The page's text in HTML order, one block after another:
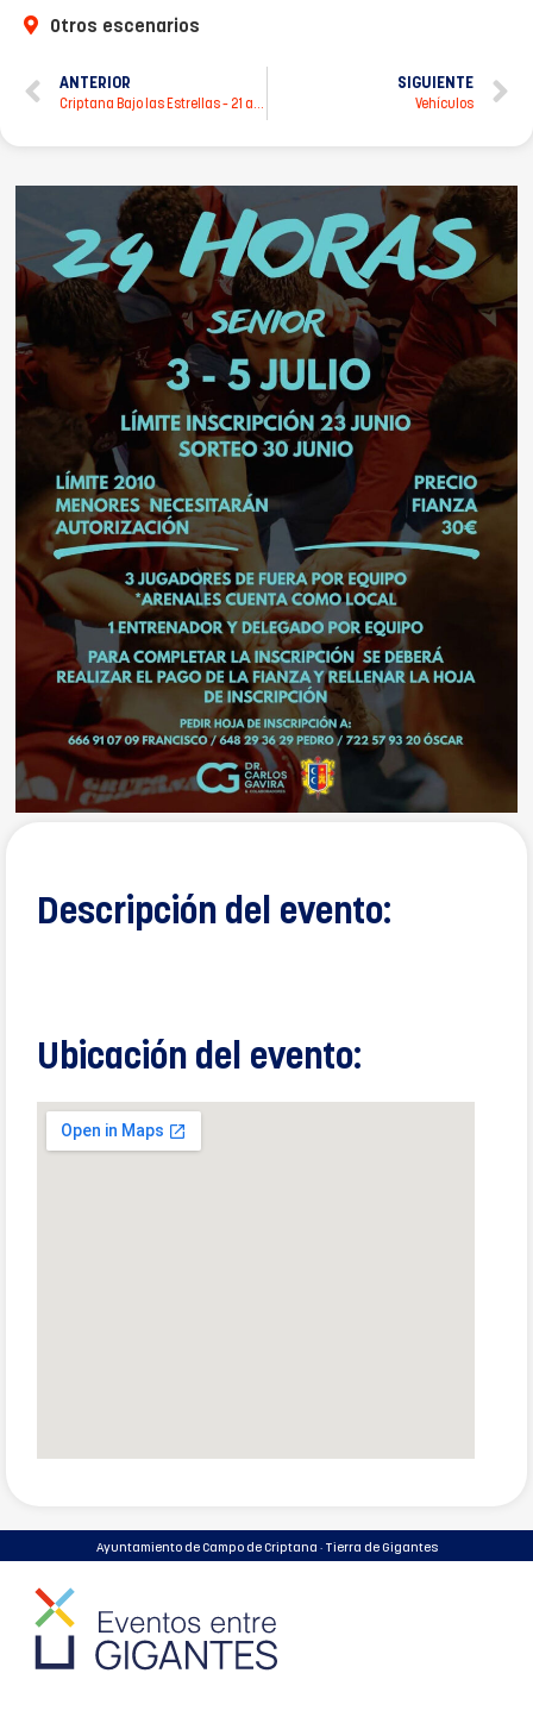
Otros escenarios
ANTERIOR
Criptana Bajo las Estrellas – 21 agosto
SIGUIENTE
Vehículos
Descripción del evento:
Ubicación del evento:
Ayuntamiento de Campo de Criptana · Tierra de Gigantes